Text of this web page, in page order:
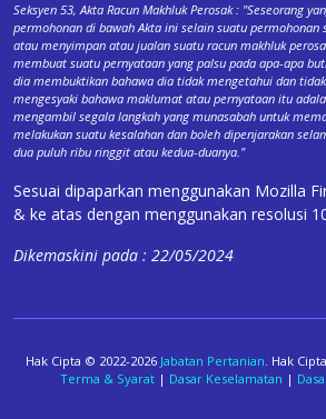
Seksyen 53, Akta Racun Makhluk Perosak : "Seseorang
permohonan di bawah Akta ini selain suatu permohonan
atau menyimpan atau jualan suatu racun makhluk
membuat suatu pernyataan yang palsu pada apa-apa
dia membuktikan bahawa dia tidak mengetahui dan
mengesyaki bahawa maklumat atau pernyataan itu
mengambil segala langkah yang munasabah untuk
melakukan suatu kesalahan dan boleh dipenjarakan
dua puluh ribu ringgit atau kedua-duanya."
Sesuai dipaparkan menggunakan Mozilla
& ke atas dengan menggunakan resolusi
Dikemaskini pada : 22/05/2024
Hak Cipta © 2022-2026 Jabatan Pertanian. Hak
Terma & Syarat| Dasar Keselamatan |